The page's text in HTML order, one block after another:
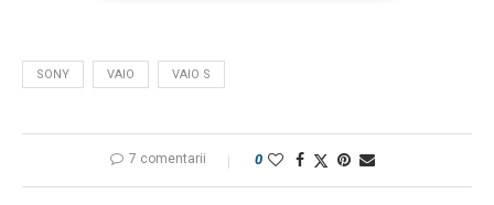
SONY VAIO VAIO S
7 comentarii 0